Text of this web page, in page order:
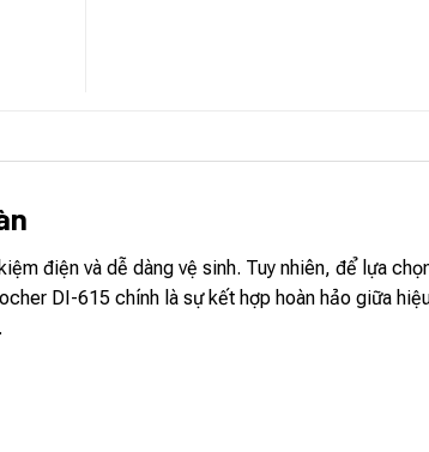
điện và dễ dàng vệ sinh. Tuy nhiên, để lựa
DI-615 chính là sự kết hợp hoàn hảo giữa